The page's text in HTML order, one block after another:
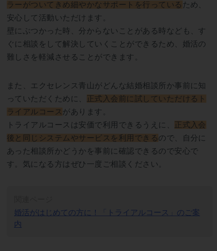
ラーがついてきめ細やかなサポートを行っている ため、
安心して活動いただけます。
壁にぶつかった時、分からないことがある時なども、す
ぐに相談をして解決していくことができるため、婚活の
難しさを軽減させることができます。
また、エクセレンス青山がどんな結婚相談所か事前に知
っていただくために、 正式入会前に試していただけるト
ライアルコース があります。
トライアルコースは安価で利用できるうえに、 正式入会
後と同じシステムやサービスを利用できるので、自分に
あった相談所かどうかを事前に確認できるので安心で
す。気になる方はぜひ一度ご相談ください。
婚活がはじめての方に！「トライアルコース」のご案
内